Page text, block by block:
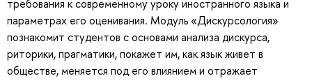
требования к современному уроку иностранного языка и
параметрах его оценивания. Модуль «Дискурсология»
познакомит студентов с основами анализа дискурса,
риторики, прагматики, покажет им, как язык живет в
обществе, меняется под его влиянием и отражает